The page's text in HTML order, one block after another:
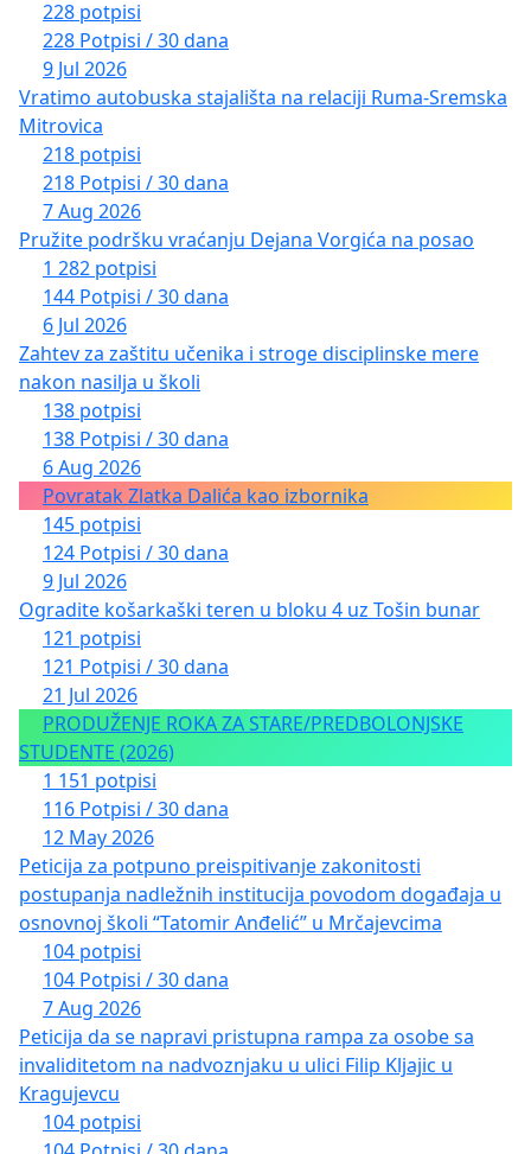
228 potpisi
228 Potpisi / 30 dana
9 Jul 2026
Vratimo autobuska stajališta na relaciji Ruma-Sremska
Mitrovica
218 potpisi
218 Potpisi / 30 dana
7 Aug 2026
Pružite podršku vraćanju Dejana Vorgića na posao
1 282 potpisi
144 Potpisi / 30 dana
6 Jul 2026
Zahtev za zaštitu učenika i stroge disciplinske mere
nakon nasilja u školi
138 potpisi
138 Potpisi / 30 dana
6 Aug 2026
Povratak Zlatka Dalića kao izbornika
145 potpisi
124 Potpisi / 30 dana
9 Jul 2026
Ogradite košarkaški teren u bloku 4 uz Tošin bunar
121 potpisi
121 Potpisi / 30 dana
21 Jul 2026
PRODUŽENJE ROKA ZA STARE/PREDBOLONJSKE
STUDENTE (2026)
1 151 potpisi
116 Potpisi / 30 dana
12 May 2026
Peticija za potpuno preispitivanje zakonitosti
postupanja nadležnih institucija povodom događaja u
osnovnoj školi “Tatomir Anđelić” u Mrčajevcima
104 potpisi
104 Potpisi / 30 dana
7 Aug 2026
Peticija da se napravi pristupna rampa za osobe sa
invaliditetom na nadvoznjaku u ulici Filip Kljajic u
Kragujevcu
104 potpisi